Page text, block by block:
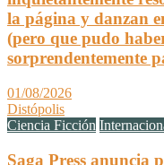
la página y danzan
(pero que pudo
sorprendentemente
01/08/2026
Distópolis
Ciencia Ficción
Saga Press anuncia